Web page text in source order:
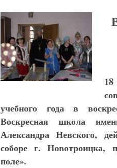
учебного года в
Воскресная школа
Александра Невского,
соборе г. Новотроицка,
поле».